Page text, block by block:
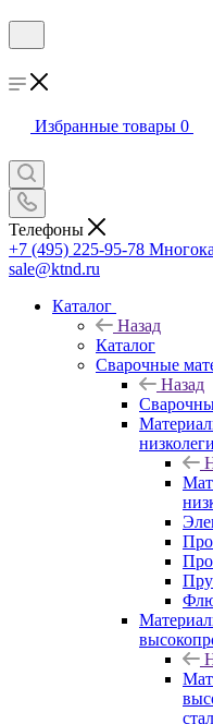
Избранные товары 0
Телефоны
+7 (495) 225-95-78
sale@ktnd.ru
Каталог
Назад
Каталог
Сварочные
Назад